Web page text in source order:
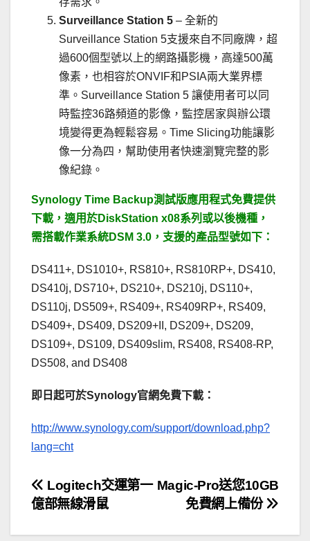
Surveillance Station 5 – 全新的
Surveillance Station 5支援來自不同廠牌，超
過600個型號以上的網路攝影機，高達500萬
像素，也相容於ONVIF和PSIA兩大業界標
準。Surveillance Station 5 讓使用者可以同
時監控36路頻道的影像，監控居家與辦公環
境變得更為輕鬆容易。Time Slicing功能讓影
像一分為四，幫助使用者快速瀏覽完整的影
像紀錄。
Synology Time Backup測試版應用程式免費提供
下載，適用於DiskStation x08系列或以後機種，
需搭載作業系統DSM 3.0，支援的產品型號如下：
DS411+, DS1010+, RS810+, RS810RP+, DS410,
DS410j, DS710+, DS210+, DS210j, DS110+,
DS110j, DS509+, RS409+, RS409RP+, RS409,
DS409+, DS409, DS209+II, DS209+, DS209,
DS109+, DS109, DS409slim, RS408, RS408-RP,
DS508, and DS408
即日起可於Synology官網免費下載：
http://www.synology.com/support/download.php?
lang=cht
文
章
Magic-Pro送您10GB
免費網上備份
Logitech交運第一
億部無線滑鼠